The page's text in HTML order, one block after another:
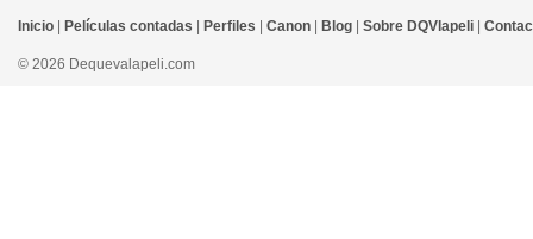
Inicio Películas contadas Perfiles Canon Blog Sobre DQVlapeli
© 2026 Dequevalapeli.com